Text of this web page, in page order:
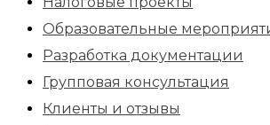
Образовательные
Разработка документации
Групповая консультация
Клиенты и отзывы